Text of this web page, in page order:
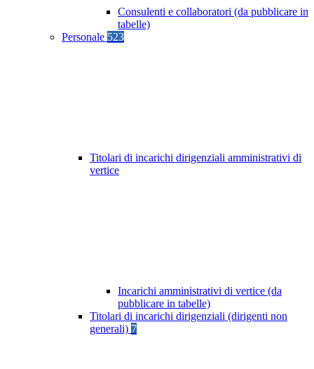
Consulenti e collaboratori (da pubblicare in
tabelle)
Personale 523
Titolari di incarichi dirigenziali amministrativi di
vertice
Incarichi amministrativi di vertice (da
pubblicare in tabelle)
Titolari di incarichi dirigenziali (dirigenti non
generali) 7